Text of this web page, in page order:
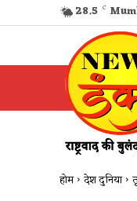
28.5 C
होम देश दुनिया